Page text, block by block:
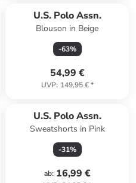
U.S. Polo Assn.
Blouson in Beige
-63%
54,99 €
UVP: 149,95 €*
U.S. Polo Assn.
Sweatshorts in Pink
-31%
ab: 16,99 €